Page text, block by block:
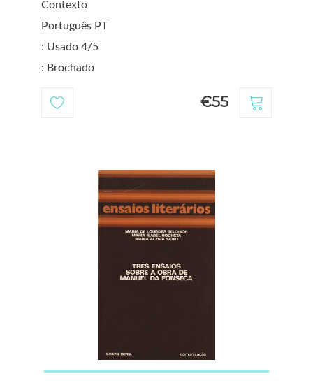
Contexto
Português PT
: Usado 4/5
: Brochado
€55